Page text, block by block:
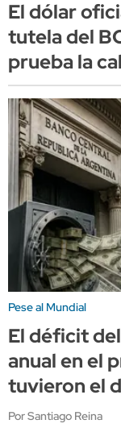
El dólar
tutela del
prueba la
Pese al Mundial
El déficit
anual en el
tuvieron el
Por Santiago Reina